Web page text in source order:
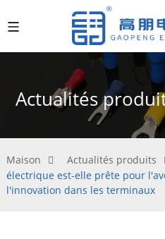
Cristal :
Actualités
Maison Actualités produits
électrique est-elle prête pour
l'innovation dans les terminaux